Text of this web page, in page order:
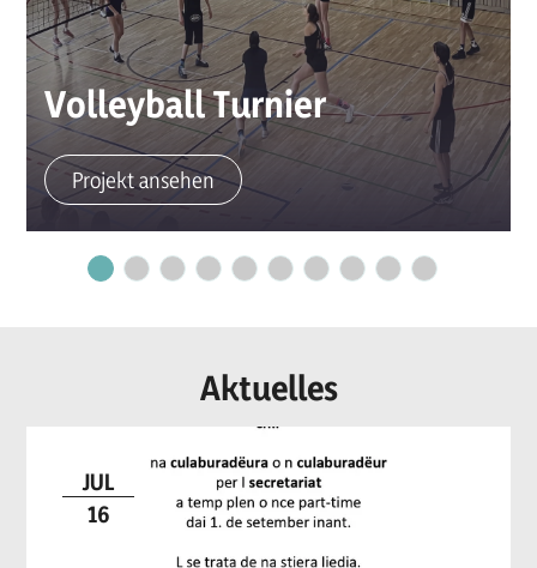
Volleyball Turnier
Projekt ansehen
Aktuelles
JUL
16